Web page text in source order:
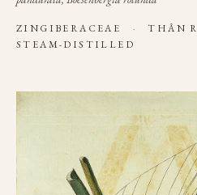
ZINGIBERACEAE · THÂN
STEAM-DISTILLED